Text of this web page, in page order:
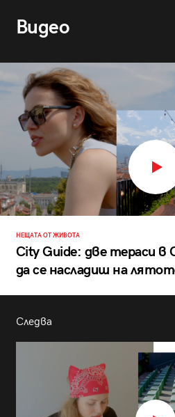
Видео
НЕЩАТА ОТ ЖИВОТА
City Guide: две тераси
да се насладиш на
Следва